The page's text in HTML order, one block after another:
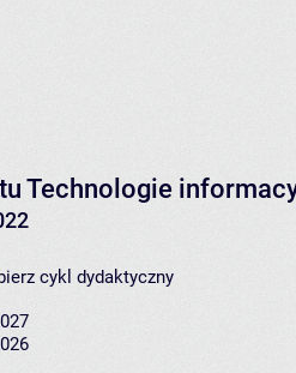
Technologie
cykl dydaktyczny